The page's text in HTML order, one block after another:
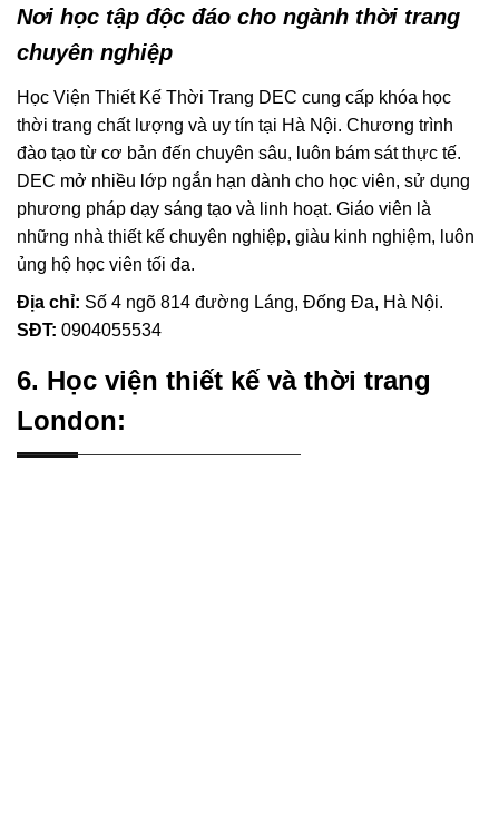
Nơi học tập độc đáo cho ngành thời trang
chuyên nghiệp
Học Viện Thiết Kế Thời Trang DEC cung cấp khóa học
thời trang chất lượng và uy tín tại Hà Nội. Chương trình
đào tạo từ cơ bản đến chuyên sâu, luôn bám sát thực tế.
DEC mở nhiều lớp ngắn hạn dành cho học viên, sử dụng
phương pháp dạy sáng tạo và linh hoạt. Giáo viên là
những nhà thiết kế chuyên nghiệp, giàu kinh nghiệm, luôn
ủng hộ học viên tối đa.
Địa chỉ: Số 4 ngõ 814 đường Láng, Đống Đa, Hà Nội.
SĐT: 0904055534
6. Học viện thiết kế và thời trang
London: